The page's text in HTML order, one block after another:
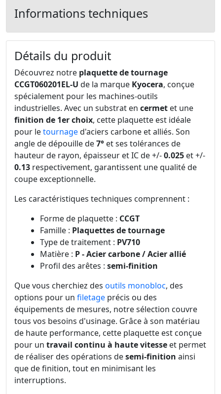
Informations techniques
Détails du produit
Découvrez notre plaquette de tournage
CCGT060201EL-U de la marque Kyocera, conçue
spécialement pour les machines-outils
industrielles. Avec un substrat en cermet et une
finition de 1er choix, cette plaquette est idéale
pour letournaged'aciers carbone et alliés. Son
angle de dépouille de7° et ses tolérances de
hauteur de rayon, épaisseur et IC de +/-0.025 et +/-
0.13 respectivement, garantissent une qualité de
coupe exceptionnelle.
Les caractéristiques techniques comprennent :
Forme de plaquette : CCGT
Famille : Plaquettes de tournage
Type de traitement : PV710
Matière : P - Acier carbone / Acier allié
Profil des arêtes : semi-finition
Que vous cherchiez des outils monobloc, des
options pour un filetage précis ou des
équipements de mesures, notre sélection couvre
tous vos besoins d'usinage. Grâce à son matériau
de haute performance, cette plaquette est conçue
pour un travail continu à haute vitesse et permet
de réaliser des opérations desemi-finition ainsi
que de finition, tout en minimisant les
interruptions.